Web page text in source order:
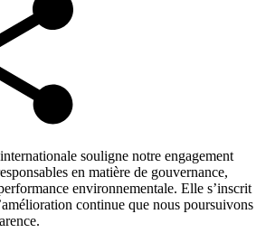
souligne notre engagement
en matière de gouvernance,
environnementale. Elle s’inscrit
continue que nous poursuivons